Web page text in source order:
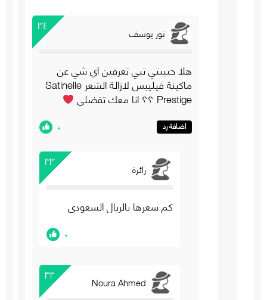
٣٤ نور يوسف
هلا حبيبتي تبي تعرفين اي شي عن
ماكينة فيليبس لازالة الشعر Satinelle
Prestige ؟؟ انا معك تفضلي
اضافة رد ٠
٣٣ زائرة
كم سعرها بالريال السعودى
٠
٣٢ Noura Ahmed